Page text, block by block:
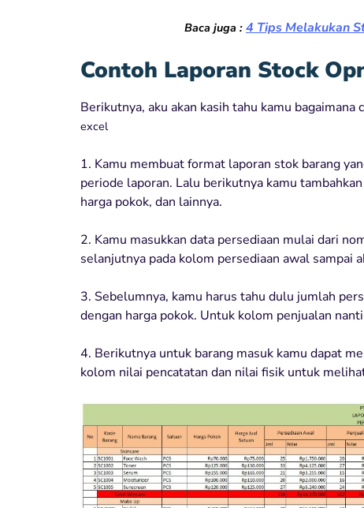
Baca juga : 4 Tips Melakukan
Contoh Laporan Stock
Berikutnya, aku akan kasih tahu kamu bagaimana
excel
1. Kamu membuat format laporan stok barang
periode laporan. Lalu berikutnya kamu
harga pokok, dan lainnya.
2. Kamu masukkan data persediaan mulai dari
selanjutnya pada kolom persediaan awal sampai
3. Sebelumnya, kamu harus tahu dulu jumlah
dengan harga pokok. Untuk kolom penjualan
4. Berikutnya untuk barang masuk kamu dapat
kolom nilai pencatatan dan nilai fisik untuk